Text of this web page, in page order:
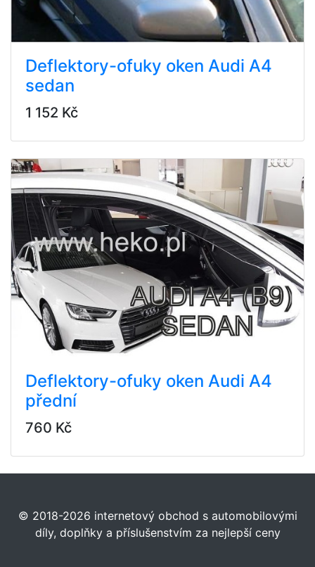
Deflektory-ofuky oken Audi A4
sedan
1 152 Kč
Deflektory-ofuky oken Audi A4
přední
760 Kč
© 2018-2026 internetový obchod s automobilovými
díly, doplňky a příslušenstvím za nejlepší ceny